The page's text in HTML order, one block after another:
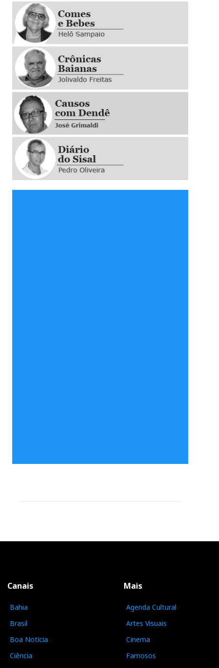
Canais
Bahia
Brasil
Boa Notícia
Ciência
Mais
Agenda Cultural
Artes Visuais
Cinema
Famosos